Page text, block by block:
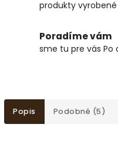
produkty vyrobené
Poradíme vám
sme tu pre vás Po
Popis Podobné (5)